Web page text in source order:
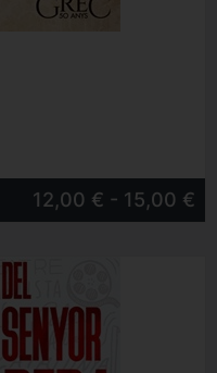
12,00 € - 15,00 €